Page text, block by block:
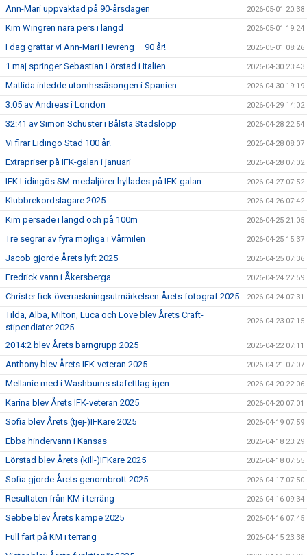
Ann-Mari uppvaktad på 90-årsdagen 2026-05-01 20:38
Kim Wingren nära pers i längd 2026-05-01 19:24
I dag grattar vi Ann-Mari Hevreng – 90 år! 2026-05-01 08:26
1 maj springer Sebastian Lörstad i Italien 2026-04-30 23:43
Matlida inledde utomhssäsongen i Spanien 2026-04-30 19:19
3:05 av Andreas i London 2026-04-29 14:02
32:41 av Simon Schuster i Bålsta Stadslopp 2026-04-28 22:54
Vi firar Lidingö Stad 100 år! 2026-04-28 08:07
Extrapriser på IFK-galan i januari 2026-04-28 07:02
IFK Lidingös SM-medaljörer hyllades på IFK-galan 2026-04-27 07:52
Klubbrekordslagare 2025 2026-04-26 07:42
Kim persade i längd och på 100m 2026-04-25 21:05
Tre segrar av fyra möjliga i Vårmilen 2026-04-25 15:37
Jacob gjorde Årets lyft 2025 2026-04-25 07:36
Fredrick vann i Åkersberga 2026-04-24 22:59
Christer fick överraskningsutmärkelsen Årets fotograf 2025 2026-04-24 07:31
Tilda, Alba, Milton, Luca och Love blev Årets Craft-
stipendiater 2025
2026-04-23 07:15
2014:2 blev Årets barngrupp 2025 2026-04-22 07:11
Anthony blev Årets IFK-veteran 2025 2026-04-21 07:07
Mellanie med i Washburns stafettlag igen 2026-04-20 22:06
Karina blev Årets IFK-veteran 2025 2026-04-20 07:01
Sofia blev Årets (tjej-)IFKare 2025 2026-04-19 07:59
Ebba hindervann i Kansas 2026-04-18 23:29
Lörstad blev Årets (kill-)IFKare 2025 2026-04-18 07:55
Sofia gjorde Årets genombrott 2025 2026-04-17 07:50
Resultaten från KM i terräng 2026-04-16 09:34
Sebbe blev Årets kämpe 2025 2026-04-16 07:45
Full fart på KM i terräng 2026-04-15 23:38